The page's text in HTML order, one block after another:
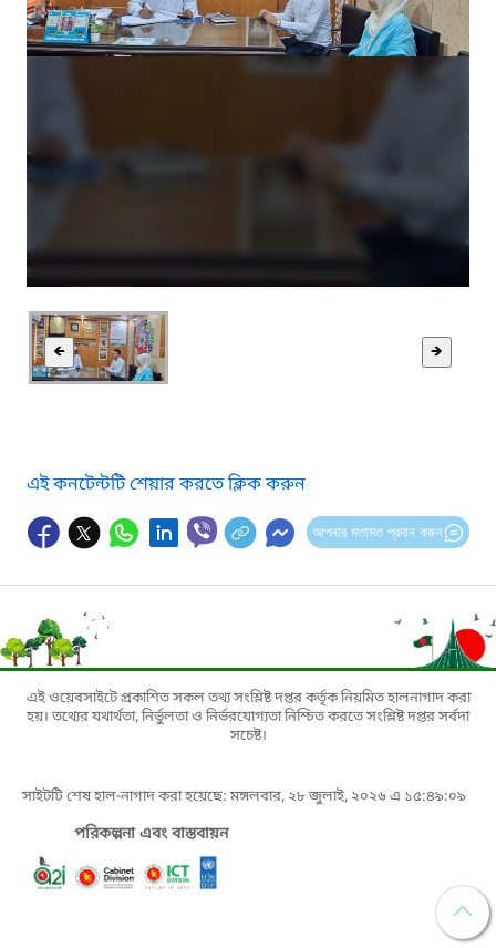
🡸 🡺
এই কনটেন্টটি শেয়ার করতে ক্লিক করুন
আপনার মতামত প্রদান করুন
এই ওয়েবসাইটে প্রকাশিত সকল তথ্য সংশ্লিষ্ট দপ্তর কর্তৃক নিয়মিত হালনাগাদ করা
হয়। তথ্যের যথার্থতা, নির্ভুলতা ও নির্ভরযোগ্যতা নিশ্চিত করতে সংশ্লিষ্ট দপ্তর সর্বদা
সচেষ্ট।
সাইটটি শেষ হাল-নাগাদ করা হয়েছে: মঙ্গলবার, ২৮ জুলাই, ২০২৬ এ ১৫:৪৯:০৯
পরিকল্পনা এবং বাস্তবায়ন